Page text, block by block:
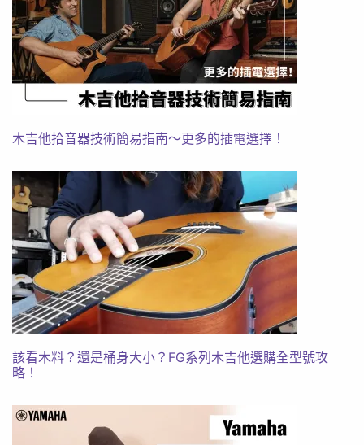
木吉他拾音器技術簡易指南～更多的插電選擇！
該看木料？還是桶身大小？FG系列木吉他選購全型號攻
略！